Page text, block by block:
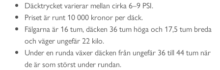
Däcktrycket varierar mellan cirka 6–9 PSI.
Priset är runt 10 000 kronor per däck.
Fälgarna är 16 tum, däcken 36 tum höga och 17,5 tum breda
och väger ungefär 22 kilo.
Under en runda växer däcken från ungefär 36 till 44 tum när
de är som störst under rundan.